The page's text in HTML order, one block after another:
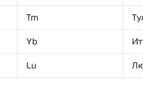
Tm
Yb
Lu